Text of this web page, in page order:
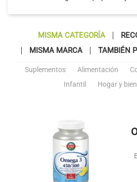
MISMA CATEGORÍA
MISMA MARCA
TAMBIÉN
Suplementos Alimentación
Infantil
Hogar y